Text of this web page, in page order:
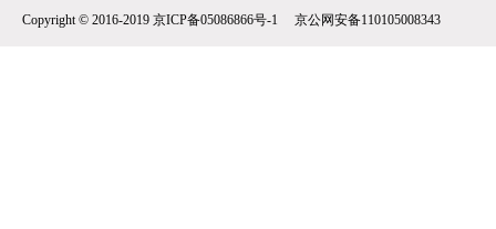
Copyright © 2016-2019 京ICP备05086866号-1 京公网安备110105008343